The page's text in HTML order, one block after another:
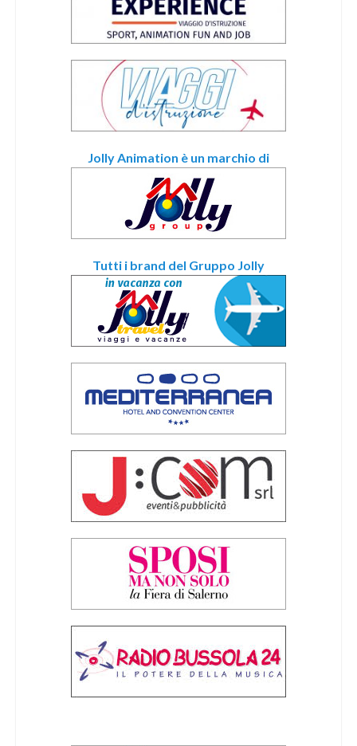
Jolly Animation è un marchio di
Tutti i brand del Gruppo Jolly